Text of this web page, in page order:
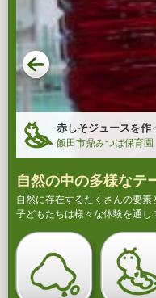
赤しそジュースを作
飯田市鼎みつば保育園
自然の中の多様なテ
自然に存在するたくさんの要素
子どもたちは様々な体験を通し